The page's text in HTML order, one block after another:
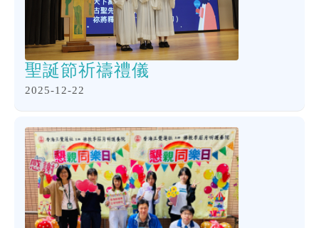
聖誕節祈禱禮儀
2025-12-22